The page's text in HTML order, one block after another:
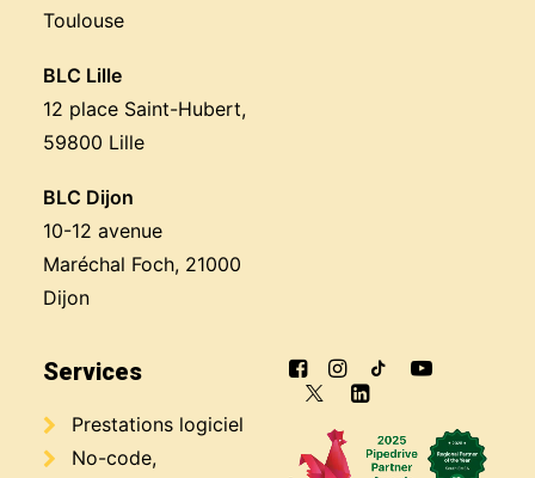
Toulouse
BLC Lille
12 place Saint-Hubert,
59800 Lille
BLC Dijon
10-12 avenue
Maréchal Foch, 21000
Dijon
Services
Prestations logiciel
No-code,